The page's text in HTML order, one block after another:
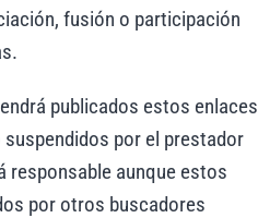
fusión o participación
publicados estos enlaces
por el prestador
responsable aunque estos
por otros buscadores